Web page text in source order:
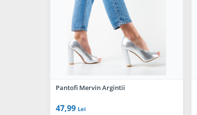
Pantofi Mervin Argintii
47,99 Lei